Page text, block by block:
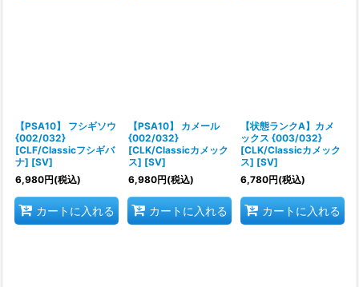
【PSA10】 フシギソウ
{002/032}
[CLF/Classicフシギバ
ナ] [SV]
6,980円(税込)
カートに入れる
【PSA10】 カメール
{002/032}
[CLK/Classicカメック
ス] [SV]
6,980円(税込)
カートに入れる
【状態ランクA】カメ
ックス {003/032}
[CLK/Classicカメック
ス] [SV]
6,780円(税込)
カートに入れる